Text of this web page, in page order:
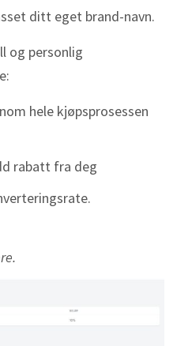
ditt eget brand-navn.
og personlig
hele kjøpsprosessen
rabatt fra deg